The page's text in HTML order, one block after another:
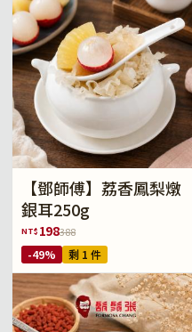
【鄧師傅】荔香鳳梨燉
銀耳250g
NT$ 198388
-49% 剩 1 件